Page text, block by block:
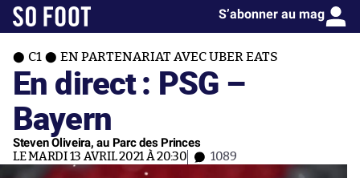
S’abonner au mag
C1 EN PARTENARIAT AVEC UBER EATS
En direct : PSG –
Bayern
Steven Oliveira, au Parc des Princes
LE MARDI 13 AVRIL 2021 À 20:30 1089